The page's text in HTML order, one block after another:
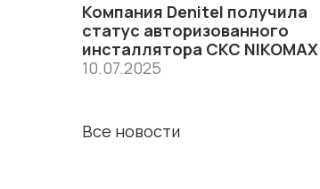
Компания Denitel получила
статус aвторизованного
инсталлятора СКС
10.07.2025
Все новости